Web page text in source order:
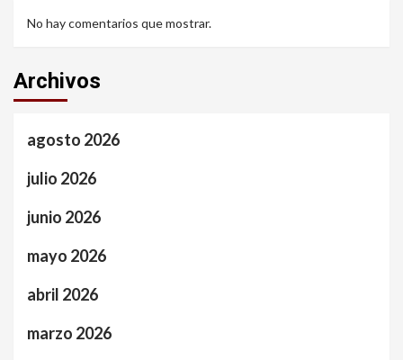
No hay comentarios que mostrar.
Archivos
agosto 2026
julio 2026
junio 2026
mayo 2026
abril 2026
marzo 2026